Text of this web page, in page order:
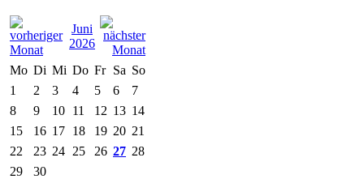
Juni
2026
Mo Di Mi Do Fr Sa So
1
2 3 4 5 6
7
8
9 10 11 12 13 14
15
16 17 18 19 20 21
22
23 24 25 26 27 28
29
30